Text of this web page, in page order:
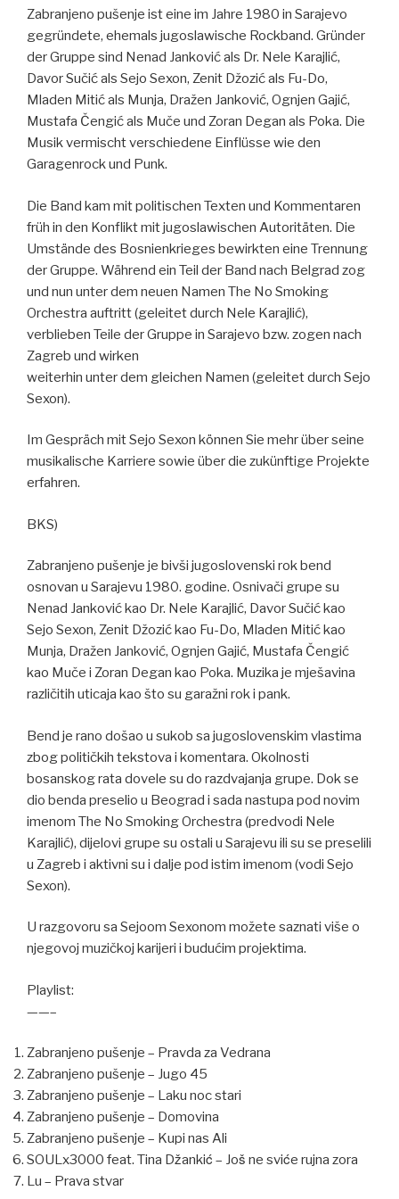
Zabranjeno pušenje ist eine im Jahre 1980 in Sarajevo
gegründete, ehemals jugoslawische Rockband. Gründer
der Gruppe sind Nenad Janković als Dr. Nele Karajlić,
Davor Sučić als Sejo Sexon, Zenit Džozić als Fu-Do,
Mladen Mitić als Munja, Dražen Janković, Ognjen Gajić,
Mustafa Čengić als Muče und Zoran Degan als Poka. Die
Musik vermischt verschiedene Einflüsse wie den
Garagenrock und Punk.
Die Band kam mit politischen Texten und Kommentaren
früh in den Konflikt mit jugoslawischen Autoritäten. Die
Umstände des Bosnienkrieges bewirkten eine Trennung
der Gruppe. Während ein Teil der Band nach Belgrad zog
und nun unter dem neuen Namen The No Smoking
Orchestra auftritt (geleitet durch Nele Karajlić),
verblieben Teile der Gruppe in Sarajevo bzw. zogen nach
Zagreb und wirken
weiterhin unter dem gleichen Namen (geleitet durch Sejo
Sexon).
Im Gespräch mit Sejo Sexon können Sie mehr über seine
musikalische Karriere sowie über die zukünftige Projekte
erfahren.
BKS)
Zabranjeno pušenje je bivši jugoslovenski rok bend
osnovan u Sarajevu 1980. godine. Osnivači grupe su
Nenad Janković kao Dr. Nele Karajlić, Davor Sučić kao
Sejo Sexon, Zenit Džozić kao Fu-Do, Mladen Mitić kao
Munja, Dražen Janković, Ognjen Gajić, Mustafa Čengić
kao Muče i Zoran Degan kao Poka. Muzika je mješavina
različitih uticaja kao što su garažni rok i pank.
Bend je rano došao u sukob sa jugoslovenskim vlastima
zbog političkih tekstova i komentara. Okolnosti
bosanskog rata dovele su do razdvajanja grupe. Dok se
dio benda preselio u Beograd i sada nastupa pod novim
imenom The No Smoking Orchestra (predvodi Nele
Karajlić), dijelovi grupe su ostali u Sarajevu ili su se preselili
u Zagreb i aktivni su i dalje pod istim imenom (vodi Sejo
Sexon).
U razgovoru sa Sejoom Sexonom možete saznati više o
njegovoj muzičkoj karijeri i budućim projektima.
Playlist:
——–
Zabranjeno pušenje – Pravda za Vedrana
Zabranjeno pušenje – Jugo 45
Zabranjeno pušenje – Laku noc stari
Zabranjeno pušenje – Domovina
Zabranjeno pušenje – Kupi nas Ali
SOULx3000 feat. Tina Džankić – Još ne sviće rujna zora
Lu – Prava stvar